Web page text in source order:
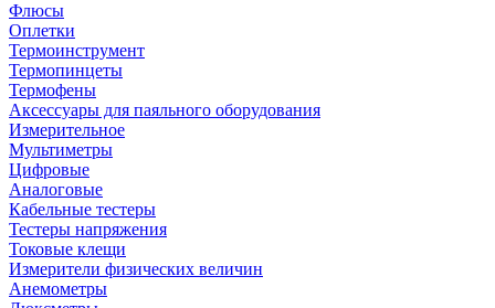
Флюсы
Оплетки
Термоинструмент
Термопинцеты
Термофены
Аксессуары для паяльного оборудования
Измерительное
Мультиметры
Цифровые
Аналоговые
Кабельные тестеры
Тестеры напряжения
Токовые клещи
Измерители физических величин
Анемометры